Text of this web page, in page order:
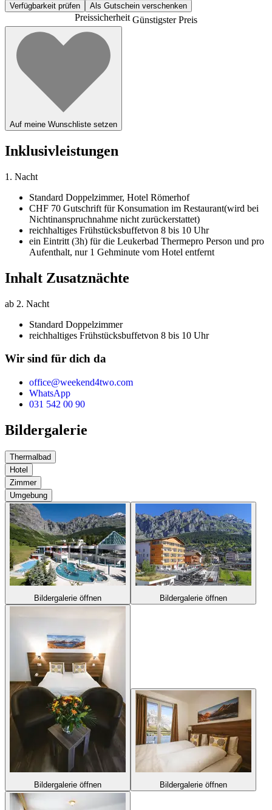
Verfügbarkeit prüfen Als Gutschein verschenken
PreissicherheitGünstigster Preis
Auf meine Wunschliste setzen
Inklusivleistungen
1. Nacht
Standard Doppelzimmer, Hotel Römerhof
CHF 70 Gutschrift für Konsumation im Restaurant(wird bei
Nichtinanspruchnahme nicht zurückerstattet)
reichhaltiges Frühstücksbuffetvon 8 bis 10 Uhr
ein Eintritt (3h) für die Leukerbad Thermepro Person und pro
Aufenthalt, nur 1 Gehminute vom Hotel entfernt
Inhalt Zusatznächte
ab 2. Nacht
Standard Doppelzimmer
reichhaltiges Frühstücksbuffetvon 8 bis 10 Uhr
Wir sind für dich da
office@weekend4two.com
WhatsApp
031 542 00 90
Bildergalerie
Thermalbad
Hotel
Zimmer
Umgebung
Bildergalerie öffnen Bildergalerie öffnen
Bildergalerie öffnen Bildergalerie öffnen